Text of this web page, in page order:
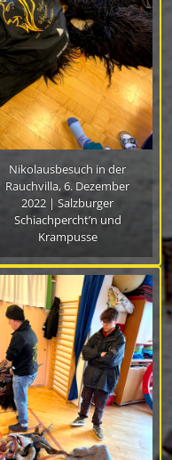
Nikolausbesuch in der
Rauchvilla, 6. Dezember
2022 | Salzburger
Schiachpercht’n und
Krampusse